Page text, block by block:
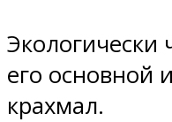
Экологически
его основной
крахмал.